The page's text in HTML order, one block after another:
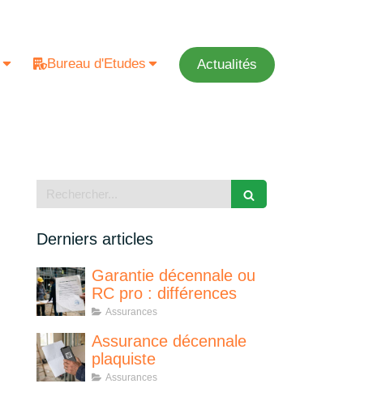
Bureau d'Etudes Actualités
Derniers articles
Garantie décennale ou
RC pro : différences
Assurances
Assurance décennale
plaquiste
Assurances